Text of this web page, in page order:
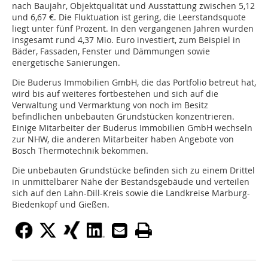
nach Baujahr, Objektqualität und Ausstattung zwischen 5,12
und 6,67 €. Die Fluktuation ist gering, die Leerstandsquote
liegt unter fünf Prozent. In den vergangenen Jahren wurden
insgesamt rund 4,37 Mio. Euro investiert, zum Beispiel in
Bäder, Fassaden, Fenster und Dämmungen sowie
energetische Sanierungen.
Die Buderus Immobilien GmbH, die das Portfolio betreut hat,
wird bis auf weiteres fortbestehen und sich auf die
Verwaltung und Vermarktung von noch im Besitz
befindlichen unbebauten Grundstücken konzentrieren.
Einige Mitarbeiter der Buderus Immobilien GmbH wechseln
zur NHW, die anderen Mitarbeiter haben Angebote von
Bosch Thermotechnik bekommen.
Die unbebauten Grundstücke befinden sich zu einem Drittel
in unmittelbarer Nähe der Bestandsgebäude und verteilen
sich auf den Lahn-Dill-Kreis sowie die Landkreise Marburg-
Biedenkopf und Gießen.